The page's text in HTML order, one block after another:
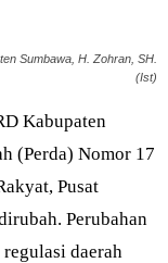
Sumbawa, H. Zohran, SH.
(Ist)
Kabupaten
(Perda) Nomor 17
Pusat
Perubahan
daerah